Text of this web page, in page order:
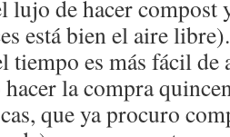
lujo de hacer compost
está bien el aire
tiempo es más fácil de
la compra
que ya procuro